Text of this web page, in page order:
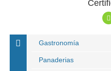
Gastronomía
Panaderias